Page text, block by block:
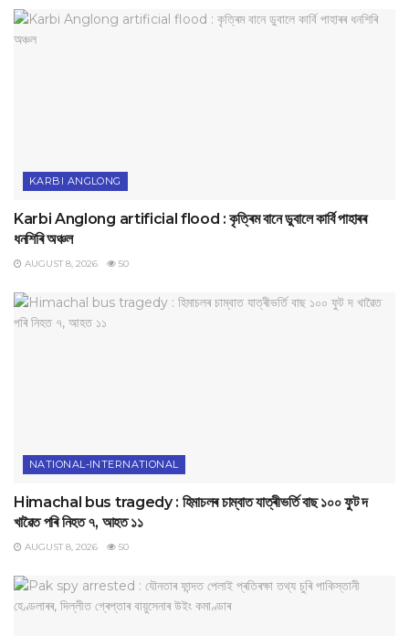
KARBI ANGLONG
Karbi Anglong artificial flood : কৃত্ৰিম বানে ডুবালে কাৰ্বি পাহাৰৰ
ধনশিৰি অঞ্চল
AUGUST 8, 2026 50
NATIONAL-INTERNATIONAL
Himachal bus tragedy : হিমাচলৰ চাম্বাত যাত্ৰীভৰ্তি বাছ ১০০ ফুট দ
খাৱৈত পৰি নিহত ৭, আহত ১১
AUGUST 8, 2026 50